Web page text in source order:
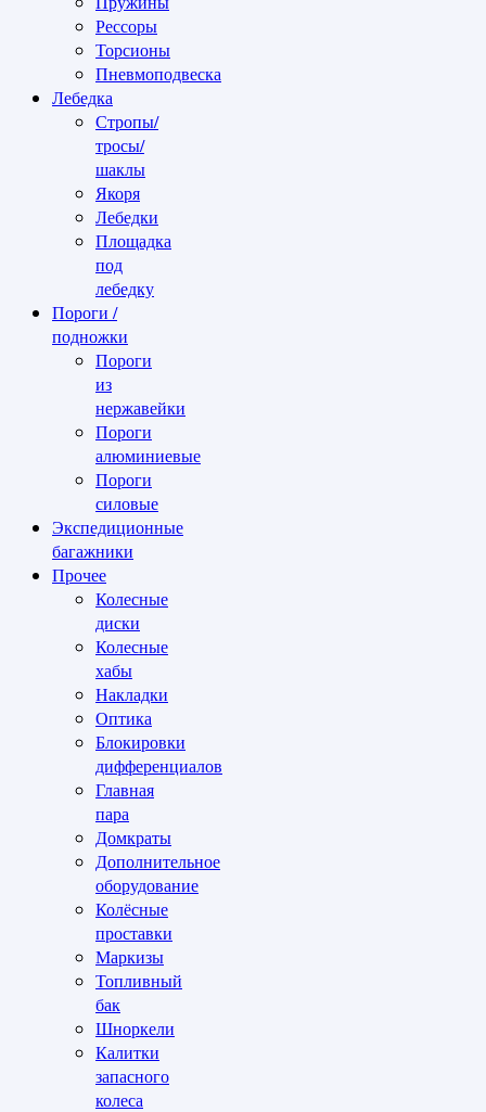
Рессоры
Торсионы
Пневмоподвеска
Лебедка
Стропы/
тросы/
шаклы
Якоря
Лебедки
Площадка
под
лебедку
Пороги /
подножки
Пороги
из
нержавейки
Пороги
алюминиевые
Пороги
силовые
Экспедиционные
багажники
Прочее
Колесные
диски
Колесные
хабы
Накладки
Оптика
Блокировки
дифференциалов
Главная
пара
Домкраты
Дополнительное
оборудование
Колёсные
проставки
Маркизы
Топливный
бак
Шноркели
Калитки
запасного
колеса